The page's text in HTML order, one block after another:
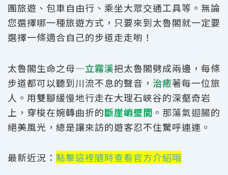
團旅遊、包車自由行、乘坐大眾交通工具等。無論
您選擇哪一種旅遊方式，只要來到太魯閣就一定要
選擇一條適合自己的步道走走喲！
太魯閣生命之母—立霧溪把太魯閣劈成兩邊，每條
步道都可以聽到川流不息的聲音， 治癒著每一位旅
人。用雙腳緩慢地行走在大理石峽谷的深壑奇岩
上，穿梭在婉轉曲折的斷崖峭壁間 。那蕩氣迴腸的
絕美風光，總是讓來訪的遊客忍不住驚呼連連。
最新近況： 點擊這裡隨時查看官方介紹哦